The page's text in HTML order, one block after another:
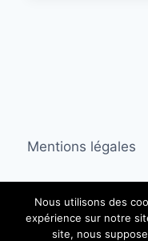
Mentions légales
© 2026
Nous utilisons des
expérience sur notre
site, nous